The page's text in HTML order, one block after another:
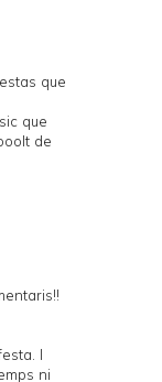
que
que
de
I
ni